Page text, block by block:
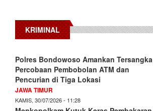
KRIMINAL
Polres Bondowoso Amankan Tersangka
Percobaan Pembobolan ATM dan
Pencurian di Tiga Lokasi
JAWA TIMUR
KAMIS, 30/07/2026 - 11:28